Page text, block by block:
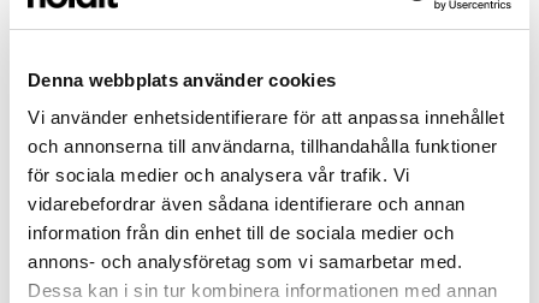
Denna webbplats använder cookies
Vi använder enhetsidentifierare för att anpassa innehållet
och annonserna till användarna, tillhandahålla funktioner
för sociala medier och analysera vår trafik. Vi
vidarebefordrar även sådana identifierare och annan
information från din enhet till de sociala medier och
annons- och analysföretag som vi samarbetar med.
Dessa kan i sin tur kombinera informationen med annan
Wavy Case Wavy Case